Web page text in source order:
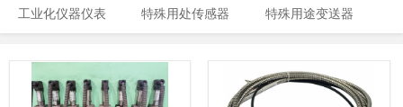
工业化仪器仪表 特殊用处传感器 特殊用途变送器